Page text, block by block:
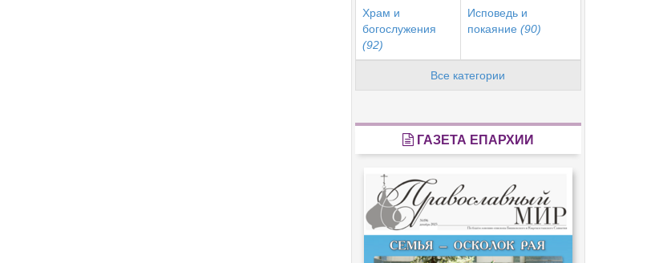
Храм и
богослужения
(92)
Исповедь и
покаяние (90)
Все категории
ГАЗЕТА ЕПАРХИИ